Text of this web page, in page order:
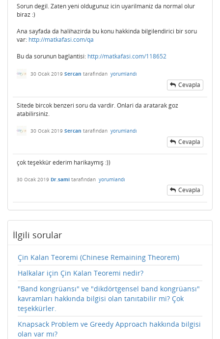
Sorun degil. Zaten yeni oldugunuz icin uyarilmaniz da normal olur
biraz :)
Ana sayfada da halihazirda bu konu hakkinda bilgilendirici bir soru
var: http://matkafasi.com/qa
Bu da sorunun baglantisi: http://matkafasi.com/118652
30 Ocak 2019 Sercan tarafından yorumlandı
Cevapla
Sitede bircok benzeri soru da vardir. Onlari da aratarak goz
atabilirsiniz.
30 Ocak 2019 Sercan tarafından yorumlandı
Cevapla
çok teşekkür ederim harikaymış :))
30 Ocak 2019 Dr.sami tarafından yorumlandı
Cevapla
İlgili sorular
Çin Kalan Teoremi (Chinese Remaining Theorem)
Halkalar için Çin Kalan Teoremi nedir?
"Band kongrüansı" ve "dikdörtgensel band kongrüansı"
kavramları hakkında bilgisi olan tanıtabilir mi? Çok
teşekkürler.
Knapsack Problem ve Greedy Approach hakkında bilgisi
olan var mı?